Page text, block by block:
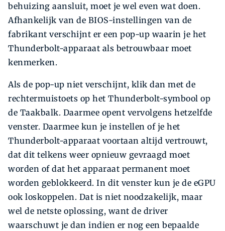
behuizing aansluit, moet je wel even wat doen.
Afhankelijk van de BIOS-instellingen van de
fabrikant verschijnt er een pop-up waarin je het
Thunderbolt-apparaat als betrouwbaar moet
kenmerken.
Als de pop-up niet verschijnt, klik dan met de
rechtermuistoets op het Thunderbolt-symbool op
de Taakbalk. Daarmee opent vervolgens hetzelfde
venster. Daarmee kun je instellen of je het
Thunderbolt-apparaat voortaan altijd vertrouwt,
dat dit telkens weer opnieuw gevraagd moet
worden of dat het apparaat permanent moet
worden geblokkeerd. In dit venster kun je de eGPU
ook loskoppelen. Dat is niet noodzakelijk, maar
wel de netste oplossing, want de driver
waarschuwt je dan indien er nog een bepaalde